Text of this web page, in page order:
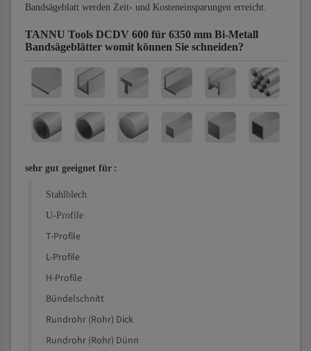
Bandsägeblatt werden Zeit- und Kosteneinsparungen erreicht.
TANNU Tools DCDV 600 für 6350 mm Bi-Metall
Bandsägeblätter womit können Sie schneiden?
sehr gut geeignet für :
Stahlblech
U-Profile
T-Profile
L-Profile
H-Profile
Bündelschnitt
Rundrohr (Rohr) Dick
Rundrohr (Rohr) Dünn